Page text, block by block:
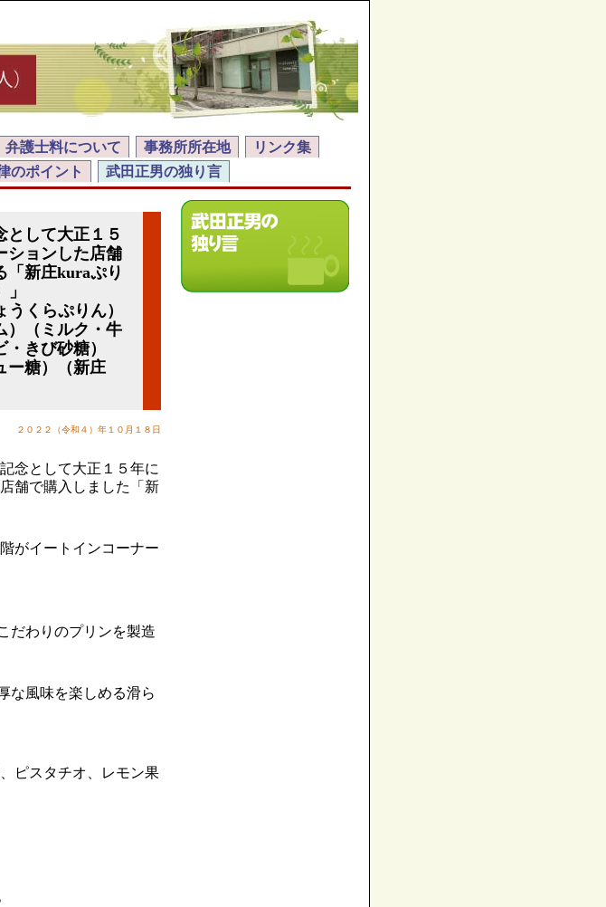
弁護士料について 事務所所在地
リンク集
のポイント 武田正男の独り言
として大正１５
ションした店舗
「新庄kuraぷり
くらぷりん）
）（ミルク・牛
きび砂糖）
ー糖）（新庄
２０２２（令和４）年１０月１８日
念として大正１５年に
舗で購入しました「新
がイートインコーナー
だわりのプリンを製造
な風味を楽しめる滑ら
ピスタチオ、レモン果